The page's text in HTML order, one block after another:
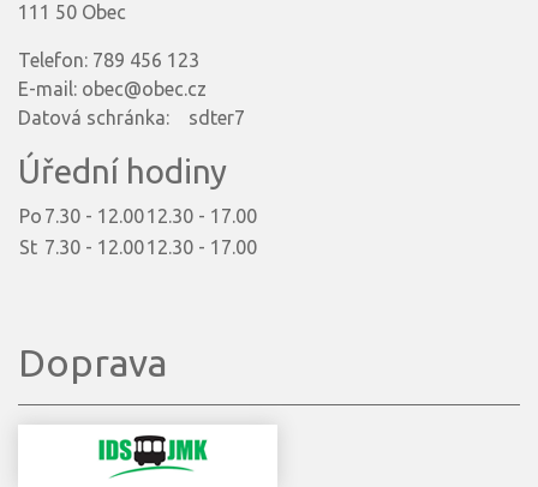
111 50 Obec
Telefon: 789 456 123
E-mail: obec@obec.cz
Datová schránka: sdter7
Úřední hodiny
Po 7.30 - 12.0012.30 - 17.00
St 7.30 - 12.0012.30 - 17.00
Doprava